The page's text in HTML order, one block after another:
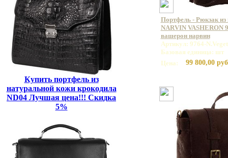
Купить портфель из
натуральной кожи крокодила
ND04 Лучшая цена!!! Скидка
5%
Портфель - Рюкзак
NARVIN VASHERON
вашерон нарвин
Артикул: 9764-
Базовая единица: шт
Цена:
99 800,00